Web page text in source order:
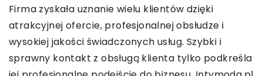
Firma zyskała uznanie wielu klientów dzięki
atrakcyjnej ofercie, profesjonalnej obsłudze i
wysokiej jakości świadczonych usług. Szybki i
sprawny kontakt z obsługą klienta tylko podkreśla